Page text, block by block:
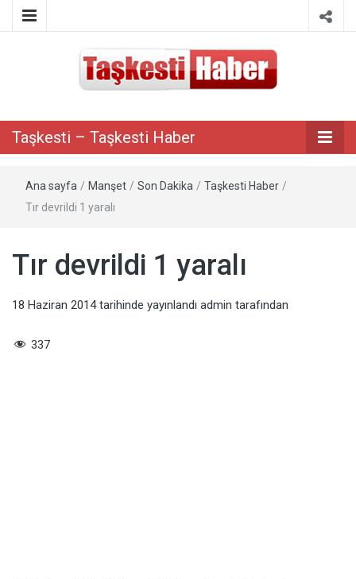
Taşkesti –
Taşkesti
Haber
Taşkesti – Taşkesti Haber
Ana sayfa / Manşet / Son Dakika / Taşkesti Haber /
Tır devrildi 1 yaralı
Tır devrildi 1 yaralı
18 Haziran 2014tarihinde yayınlandı admin tarafından
337